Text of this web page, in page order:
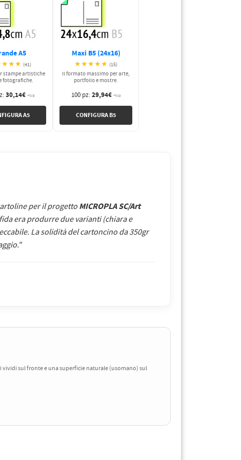
A5
(41)
stampe artistiche
fotografiche.
30,14€ +iva
A5
Maxi B5 (24x16)
★★★★★ (15)
Il formato massimo per arte,
portfolio e mostre.
100 pz:29,94€ +iva
CONFIGURA B5
per il progettoMICROPLA SC/Art
era produrre due varianti (chiara e
La solidità del cartoncino da 350gr
sul fronte e una superficie naturale (usomano) sul